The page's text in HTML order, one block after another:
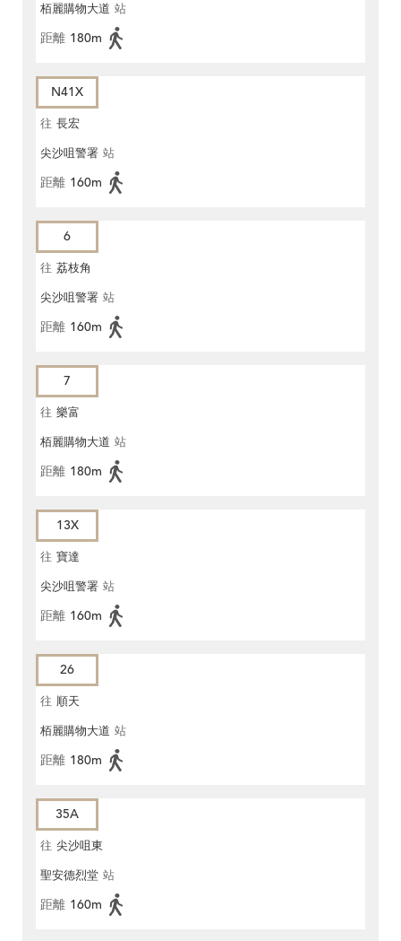
栢麗購物大道 站
距離 180m
N41X
往 長宏
尖沙咀警署 站
距離 160m
6
往 荔枝角
尖沙咀警署 站
距離 160m
7
往 樂富
栢麗購物大道 站
距離 180m
13X
往 寶達
尖沙咀警署 站
距離 160m
26
往 順天
栢麗購物大道 站
距離 180m
35A
往 尖沙咀東
聖安德烈堂 站
距離 160m